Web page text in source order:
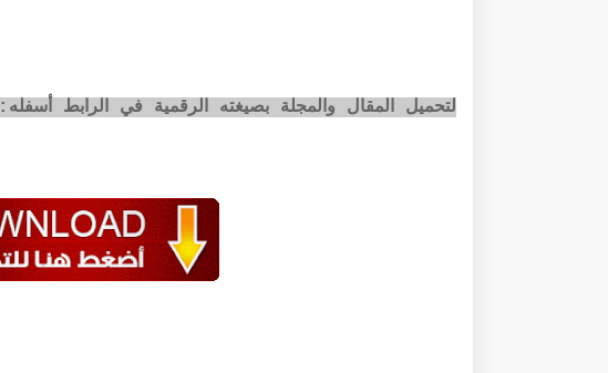
لتحميل المقال والمجلة بصيغته الرقمية في الرابط أسفله: